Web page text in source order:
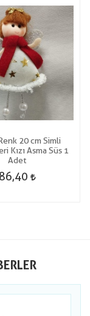
20 cm Simli
Kızı Asma Süs 1
Adet
86,40